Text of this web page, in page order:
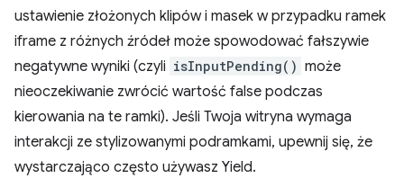
ustawienie złożonych klipów i masek w przypadku ramek
iframe z różnych źródeł może spowodować fałszywie
negatywne wyniki (czyli isInputPending() może
nieoczekiwanie zwrócić wartość false podczas
kierowania na te ramki). Jeśli Twoja witryna wymaga
interakcji ze stylizowanymi podramkami, upewnij się, że
wystarczająco często używasz Yield.